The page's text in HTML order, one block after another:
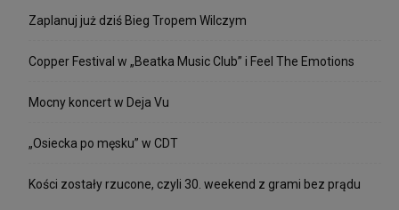
Zaplanuj już dziś Bieg Tropem Wilczym
Copper Festival w „Beatka Music Club” i Feel The Emotions
Mocny koncert w Deja Vu
„Osiecka po męsku” w CDT
Kości zostały rzucone, czyli 30. weekend z grami bez prądu